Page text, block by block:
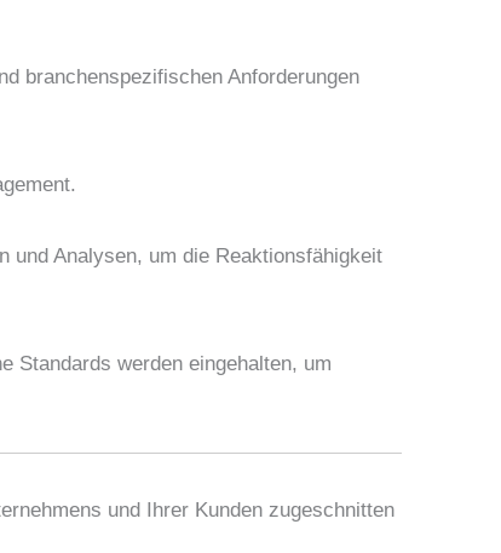
branchenspezifischen Anforderungen
und Analysen, um die Reaktionsfähigkeit
Standards werden eingehalten, um
und Ihrer Kunden zugeschnitten